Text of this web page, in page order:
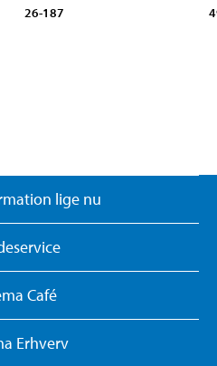
26-187
lige nu
Café
Erhverv